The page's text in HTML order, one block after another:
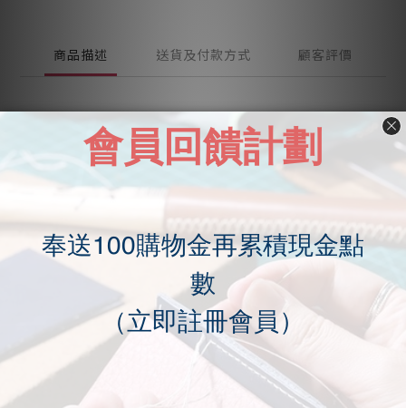
商品描述 送貨及付款方式 顧客評價
商品描述
MISTER頂級日本新禧馬臀皮卡套
內設兩卡位，一鈔票位。
· 可客製化刻字。
· 五色選擇，自由搭配
*客製化刻字，僅限英文字母，請於備註註明。
*客製化商品由於無法作二次販售，退換只適用於瑕疵的問題。
*如需客製化，請勿使用貨到付款。